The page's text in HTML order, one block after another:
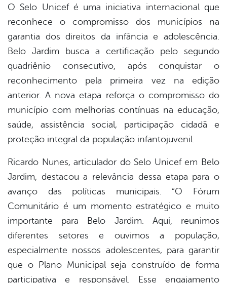
O Selo Unicef é uma iniciativa internacional que
reconhece o compromisso dos municípios na
garantia dos direitos da infância e adolescência.
Belo Jardim busca a certificação pelo segundo
quadriênio consecutivo, após conquistar o
reconhecimento pela primeira vez na edição
anterior. A nova etapa reforça o compromisso do
município com melhorias contínuas na educação,
saúde, assistência social, participação cidadã e
proteção integral da população infantojuvenil.
Ricardo Nunes, articulador do Selo Unicef em Belo
Jardim, destacou a relevância dessa etapa para o
avanço das políticas municipais. “O Fórum
Comunitário é um momento estratégico e muito
importante para Belo Jardim. Aqui, reunimos
diferentes setores e ouvimos a população,
especialmente nossos adolescentes, para garantir
que o Plano Municipal seja construído de forma
participativa e responsável. Esse engajamento